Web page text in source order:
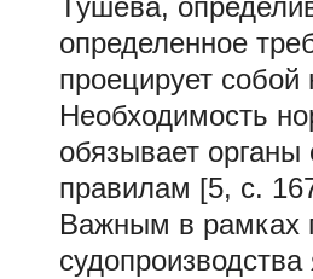
Тушева,
определенное
проецирует собой
Необходимость
обязывает органы
правилам [5, с.
Важным в рамках